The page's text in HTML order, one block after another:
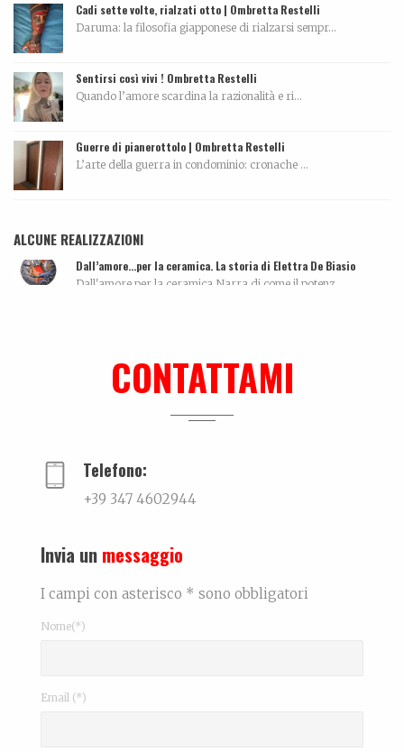
Cadi sette volte, rialzati otto | Ombretta Restelli
Daruma: la filosofia giapponese di rialzarsi sempr...
Sentirsi così vivi ! Ombretta Restelli
Quando l’amore scardina la razionalità e ri...
Guerre di pianerottolo | Ombretta Restelli
L’arte della guerra in condominio: cronache ...
ALCUNE REALIZZAZIONI
Dall’amore…per la ceramica. La storia di Elettra De Biasio
Dall'amore per la ceramica.Narra di come il potenz...
La biografia di Bicio, l'antidepressivo natura...
CONTATTAMI
Telefono:
+39 347 4602944
Invia un messaggio
I campi con asterisco * sono obbligatori
Nome(*)
Email (*)